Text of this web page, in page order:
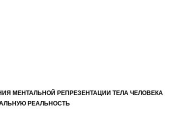
МЕНТАЛЬНОЙ РЕПРЕЗЕНТАЦИИ ТЕЛА ЧЕЛОВЕКА
РЕАЛЬНОСТЬ